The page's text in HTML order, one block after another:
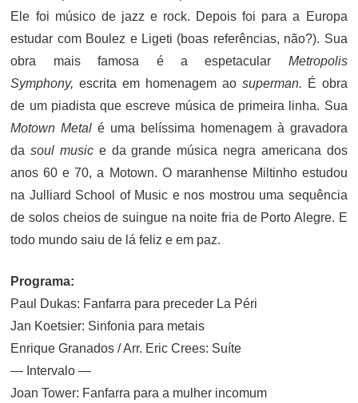
Ele foi músico de jazz e rock. Depois foi para a Europa
estudar com Boulez e Ligeti (boas referências, não?). Sua
obra mais famosa é a espetacular Metropolis
Symphony,escrita em homenagem ao superman. É obra
de um piadista que escreve música de primeira linha. Sua
Motown Metal é uma belíssima homenagem à gravadora
da soul music e da grande música negra americana dos
anos 60 e 70, a Motown. O maranhense Miltinho estudou
na Julliard School of Music e nos mostrou uma sequência
de solos cheios de suingue na noite fria de Porto Alegre. E
todo mundo saiu de lá feliz e em paz.
Programa:
Paul Dukas: Fanfarra para preceder La Péri
Jan Koetsier: Sinfonia para metais
Enrique Granados / Arr. Eric Crees: Suíte
— Intervalo —
Joan Tower: Fanfarra para a mulher incomum